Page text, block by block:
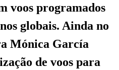
voos programados
globais. Ainda no
Mónica García
de voos para